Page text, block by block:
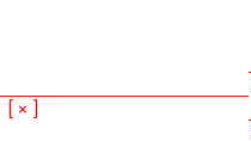
[×]